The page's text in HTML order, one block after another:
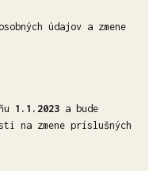
údajov a zmene
1.1.2023 a bude
na zmene príslušných